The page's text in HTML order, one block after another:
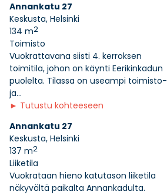
Annankatu 27
Keskusta, Helsinki
134 m2
Toimisto
Vuokrattavana siisti 4. kerroksen
toimitila, johon on käynti Eerikinkadun
puolelta. Tilassa on useampi toimisto-
ja...
► Tutustu kohteeseen
Annankatu 27
Keskusta, Helsinki
137 m2
Liiketila
Vuokrataan hieno katutason liiketila
näkyvältä paikalta Annankadulta.